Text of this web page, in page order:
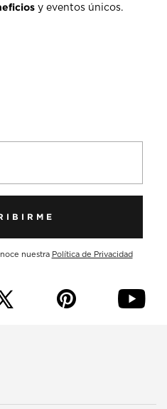
y eventos únicos.
nuestra Política de Privacidad
p y